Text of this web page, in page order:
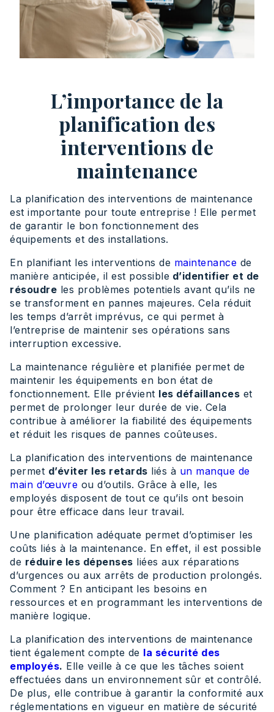
L’importance de la
planification des
interventions de
maintenance
La planification des interventions de maintenance
est importante pour toute entreprise ! Elle permet
de garantir le bon fonctionnement des
équipements et des installations.
En planifiant les interventions de maintenance de
manière anticipée, il est possible d’identifier et de
résoudre les problèmes potentiels avant qu’ils ne
se transforment en pannes majeures. Cela réduit
les temps d’arrêt imprévus, ce qui permet à
l’entreprise de maintenir ses opérations sans
interruption excessive.
La maintenance régulière et planifiée permet de
maintenir les équipements en bon état de
fonctionnement. Elle prévient les défaillances et
permet de prolonger leur durée de vie. Cela
contribue à améliorer la fiabilité des équipements
et réduit les risques de pannes coûteuses.
La planification des interventions de maintenance
permet d’éviter les retards liés à un manque de
main d’œuvre ou d’outils. Grâce à elle, les
employés disposent de tout ce qu’ils ont besoin
pour être efficace dans leur travail.
Une planification adéquate permet d’optimiser les
coûts liés à la maintenance. En effet, il est possible
de réduire les dépenses liées aux réparations
d’urgences ou aux arrêts de production prolongés.
Comment ? En anticipant les besoins en
ressources et en programmant les interventions de
manière logique.
La planification des interventions de maintenance
tient également compte de la sécurité des
employés. Elle veille à ce que les tâches soient
effectuées dans un environnement sûr et contrôlé.
De plus, elle contribue à garantir la conformité aux
réglementations en vigueur en matière de sécurité